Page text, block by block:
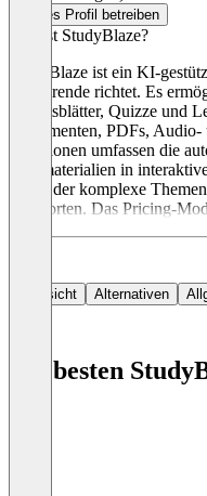
Dieses Profil betreiben
Was ist StudyBlaze?
StudyBlaze ist ein KI-
Studierende richtet. Es
Arbeitsblätter, Quizze und
Dokumenten, PDFs,
Funktionen umfassen die
Lernmaterialien in
Tutor, der komplexe
Antworten. Das Pricing-Mod
Übersicht Alternativen
Die besten